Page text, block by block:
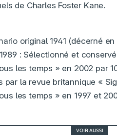
de Charles Foster Kane.
original 1941 (décerné en
: Sélectionné et
les temps » en 2002 par
par la revue britannique «
les temps » en 1997 et
VOIR AUSSI